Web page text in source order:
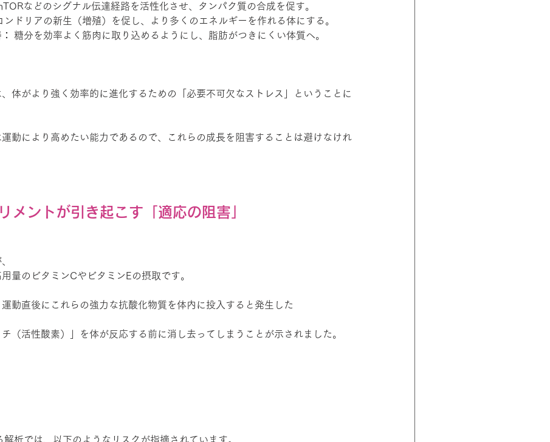
などのシグナル伝達経路を活性化させ、タンパク質の合成を促す。
ンドリアの新生（増殖）を促し、より多くのエネルギーを作れる体にする。
糖分を効率よく筋肉に取り込めるようにし、脂肪がつきにくい体質へ。
体がより強く効率的に進化するための「必要不可欠なストレス」ということに
動により高めたい能力であるので、これらの成長を阻害することは避けなけれ
メントが引き起こす「適応の阻害」
量のビタミンCやビタミンEの摂取です。
動直後にこれらの強力な抗酸化物質を体内に投入すると発生した
チ（活性酸素）」を体が反応する前に消し去ってしまうことが示されました。
析では、以下のようなリスクが指摘されています。